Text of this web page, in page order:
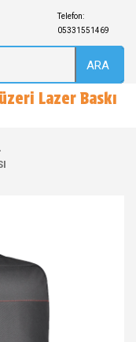
Telefon:
05331551469
ARA
Lazer Baskı